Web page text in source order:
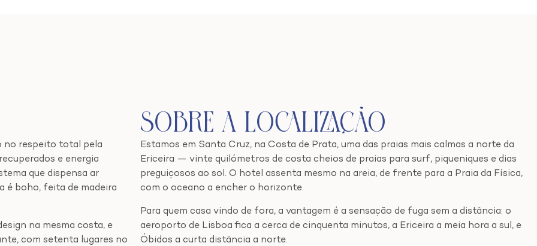
no respeito total pela
e energia
que dispensa ar
é boho, feita de madeira
na mesma costa, e
com setenta lugares no
Sobre a Localização
Estamos em Santa Cruz, na Costa de Prata, uma das praias mais calmas a norte da
Ericeira — vinte quilómetros de costa cheios de praias para surf, piqueniques e dias
preguiçosos ao sol. O hotel assenta mesmo na areia, de frente para a Praia da Física,
com o oceano a encher o horizonte.
Para quem casa vindo de fora, a vantagem é a sensação de fuga sem a distância: o
aeroporto de Lisboa fica a cerca de cinquenta minutos, a Ericeira a meia hora a sul, e
Óbidos a curta distância a norte.